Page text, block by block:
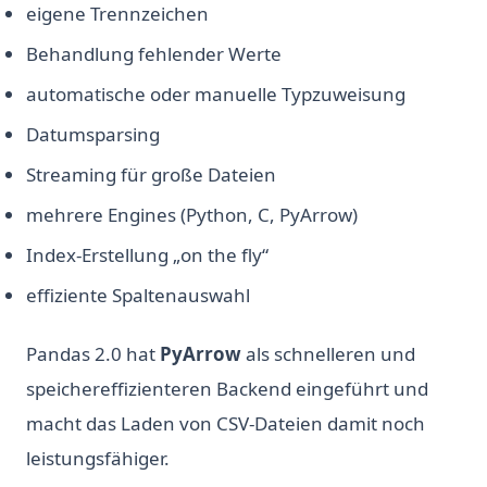
eigene Trennzeichen
Behandlung fehlender Werte
automatische oder manuelle Typzuweisung
Datumsparsing
Streaming für große Dateien
mehrere Engines (Python, C, PyArrow)
Index-Erstellung „on the fly“
effiziente Spaltenauswahl
Pandas 2.0 hat PyArrowals schnelleren und
speichereffizienteren Backend eingeführt und
macht das Laden von CSV-Dateien damit noch
leistungsfähiger.